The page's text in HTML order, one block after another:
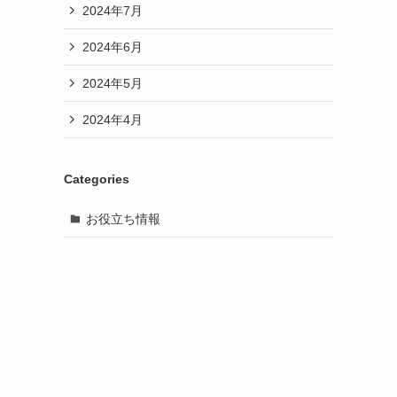
2024年7月
2024年6月
2024年5月
2024年4月
Categories
お役立ち情報